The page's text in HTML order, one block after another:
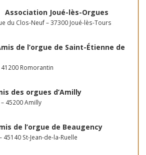
Association Joué-lès-Orgues
du Clos-Neuf – 37300 Joué-lès-Tours
de l’orgue de Saint-Étienne de
41200 Romorantin
des orgues d’Amilly
45200 Amilly
de l’orgue de Beaugency
St-Jean-de-la-Ruelle